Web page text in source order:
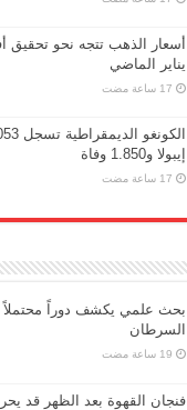
أسعار الذهب تتجه نحو
يناير الماضي
إيبولا و1.850 وفاة
بحث علمي يكشف دوراً محتملاً
السرطان
فنجان القهوة بعد الظهر قد